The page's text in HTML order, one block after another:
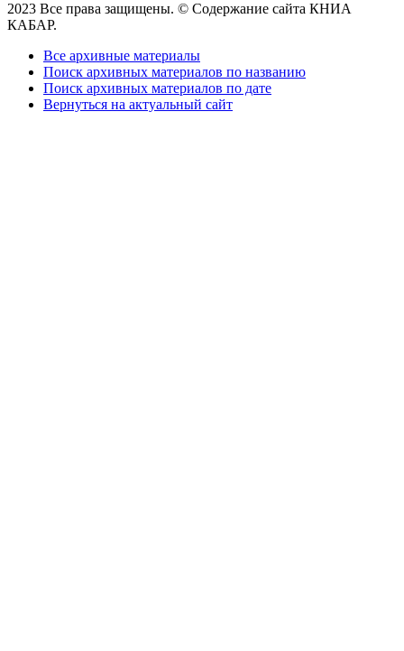
2023 Все права защищены. © Содержание сайта КНИА
КАБАР.
Все архивные материалы
Поиск архивных материалов по названию
Поиск архивных материалов по дате
Вернуться на актуальный сайт